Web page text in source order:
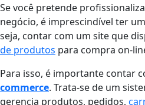
Se você pretende
negócio, é imprescindível ter
seja, contar com um site que
de produtos para compra on-
Para isso, é importante contar
commerce. Trata-se de um
gerencia produtos, pedidos,